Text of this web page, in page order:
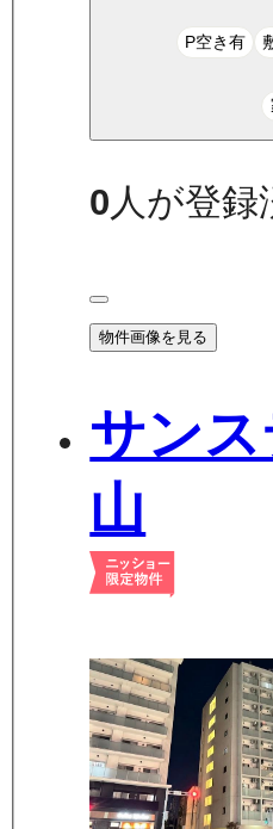
P空き有
0人が登録
物件画像を見る
サン
山